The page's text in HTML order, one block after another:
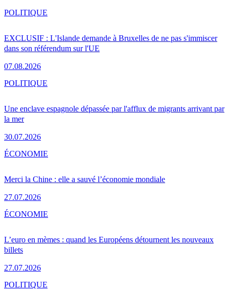
EXCLUSIF : L'Islande demande à Bruxelles de ne pas s'immiscer
dans son référendum sur l'UE
07.08.2026
POLITIQUE
Une enclave espagnole dépassée par l'afflux de migrants arrivant par
la mer
30.07.2026
POLITIQUE
Merci la Chine : elle a sauvé l’économie mondiale
27.07.2026
ÉCONOMIE
L’euro en mèmes : quand les Européens détournent les nouveaux
billets
27.07.2026
ÉCONOMIE
POLITIQUE